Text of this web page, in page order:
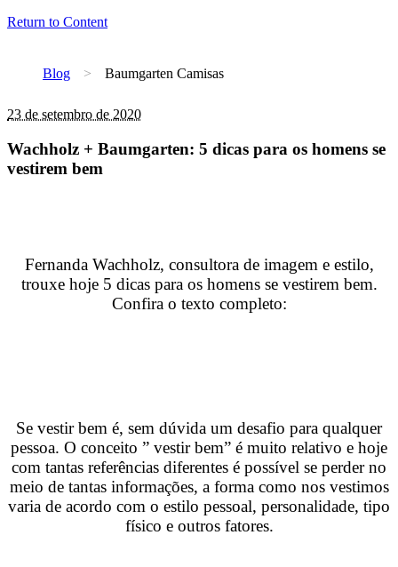
Return to Content
Blog > Baumgarten Camisas
23 de setembro de 2020
Wachholz + Baumgarten: 5 dicas para os homens se
vestirem bem
Fernanda Wachholz, consultora de imagem e estilo,
trouxe hoje 5 dicas para os homens se vestirem bem.
Confira o texto completo:
Se vestir bem é, sem dúvida um desafio para qualquer
pessoa. O conceito ” vestir bem” é muito relativo e hoje
com tantas referências diferentes é possível se perder no
meio de tantas informações, a forma como nos vestimos
varia de acordo com o estilo pessoal, personalidade, tipo
físico e outros fatores.